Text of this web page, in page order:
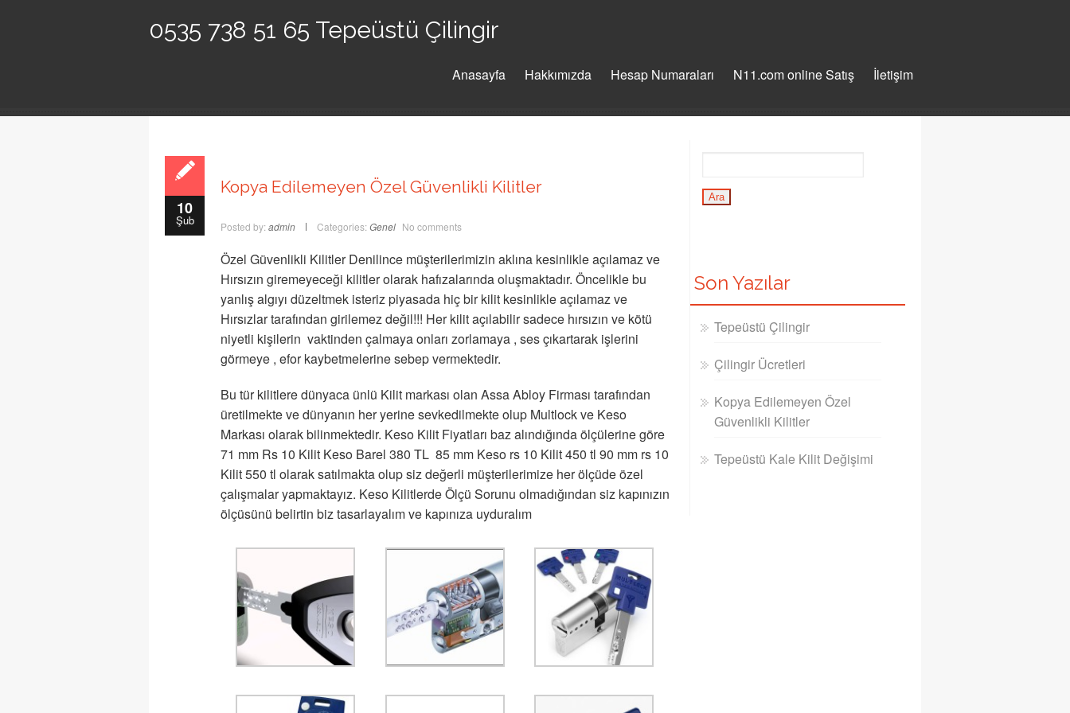
0535 738 51 65 Tepeüstü Çilingir
Anasayfa Hakkımızda Hesap Numaraları N11.com online Satış İletişim
10
Şub
Kopya Edilemeyen Özel Güvenlikli Kilitler
Posted by: admin Categories: Genel No comments
Özel Güvenlikli Kilitler Denilince müşterilerimizin aklına kesinlikle açılamaz ve
Hırsızın giremeyeceği kilitler olarak hafızalarında oluşmaktadır. Öncelikle bu
yanlış algıyı düzeltmek isteriz piyasada hiç bir kilit kesinlikle açılamaz ve
Hırsızlar tarafından girilemez değil!!! Her kilit açılabilir sadece hırsızın ve kötü
niyetli kişilerin vaktinden çalmaya onları zorlamaya , ses çıkartarak işlerini
görmeye , efor kaybetmelerine sebep vermektedir.
Bu tür kilitlere dünyaca ünlü Kilit markası olan Assa Abloy Firması tarafından
üretilmekte ve dünyanın her yerine sevkedilmekte olup Multlock ve Keso
Markası olarak bilinmektedir. Keso Kilit Fiyatları baz alındığında ölçülerine göre
71 mm Rs 10 Kilit Keso Barel 380 TL 85 mm Keso rs 10 Kilit 450 tl 90 mm rs 10
Kilit 550 tl olarak satılmakta olup siz değerli müşterilerimize her ölçüde özel
çalışmalar yapmaktayız. Keso Kilitlerde Ölçü Sorunu olmadığından siz kapınızın
ölçüsünü belirtin biz tasarlayalım ve kapınıza uyduralım
Son Yazılar
Tepeüstü Çilingir
Çilingir Ücretleri
Kopya Edilemeyen Özel
Güvenlikli Kilitler
Tepeüstü Kale Kilit Değişimi